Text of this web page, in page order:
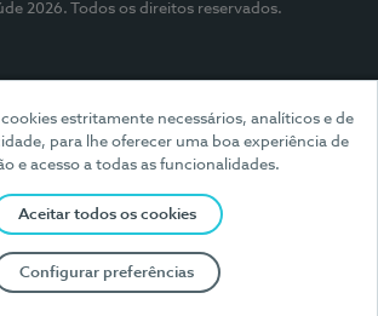
estritamente necessários, analíticos e de
para lhe oferecer uma boa experiência de
e acesso a todas as funcionalidades.
Aceitar todos os cookies
Configurar preferências
2026. Todos os direitos reservados.